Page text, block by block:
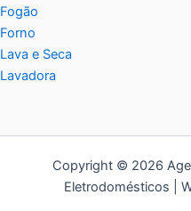
Fogão
Forno
Lava e Seca
Lavadora
Copyright © 2026
Eletrodomésticos |